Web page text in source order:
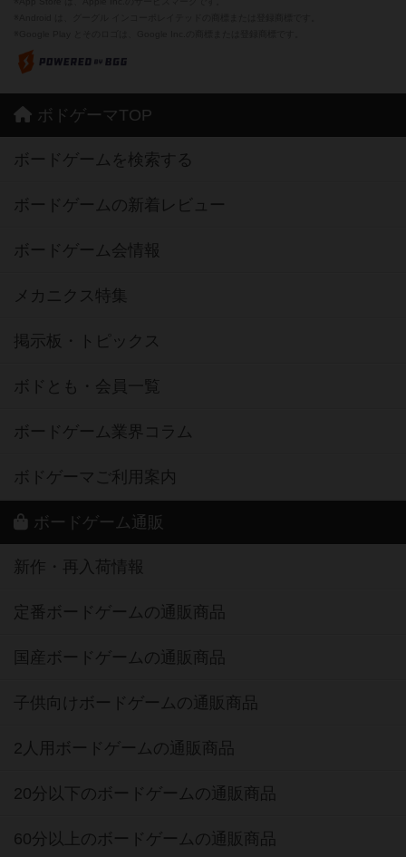
ボドゲーマTOP
ボードゲームを検索する
ボードゲームの新着レビュー
ボードゲーム会情報
メカニクス特集
掲示板・トピックス
ボドとも・会員一覧
ボードゲーム業界コラム
ボドゲーマご利用案内
ボードゲーム通販
新作・再入荷情報
定番ボードゲームの通販商品
国産ボードゲームの通販商品
子供向けボードゲームの通販商品
2人用ボードゲームの通販商品
20分以下のボードゲームの通販商品
60分以上のボードゲームの通販商品